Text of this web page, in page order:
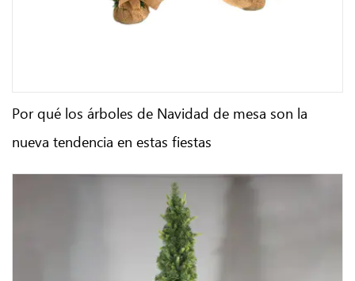
Por qué los árboles de Navidad de mesa son la
nueva tendencia en estas fiestas